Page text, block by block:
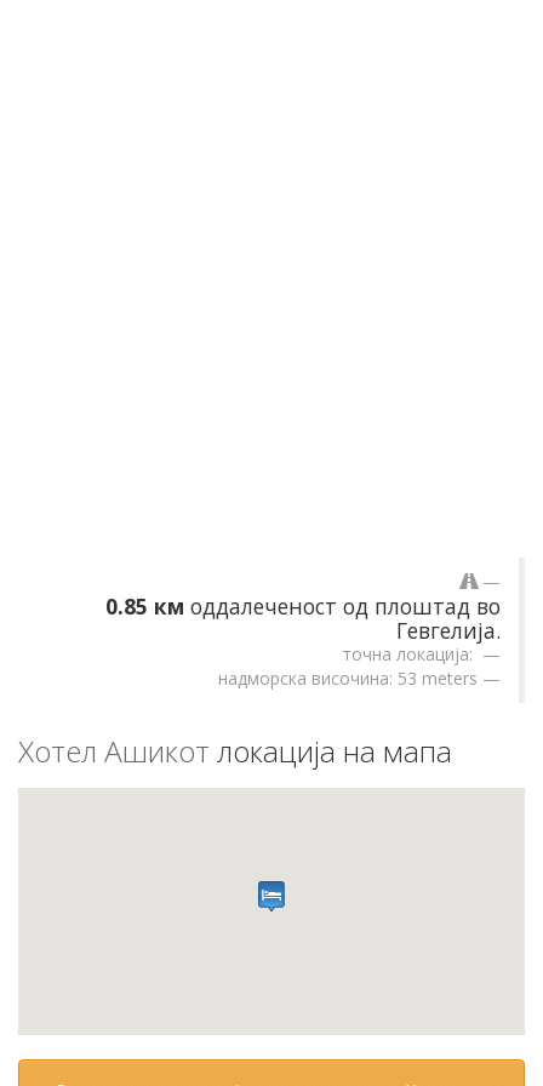
0.85 км оддалеченост од плоштад во
Гевгелија.
точна локација:
надморска височина: 53 meters
Хотел Ашикот локација на мапа